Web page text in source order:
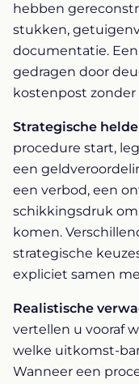
hebben
stukken,
documentatie.
gedragen door
kostenpost
Strategische
procedure start,
een
een verbod, een
schikkingsdruk
komen.
strategische
expliciet samen
Realistische
vertellen u vooraf
welke uitkomst-
Wanneer een